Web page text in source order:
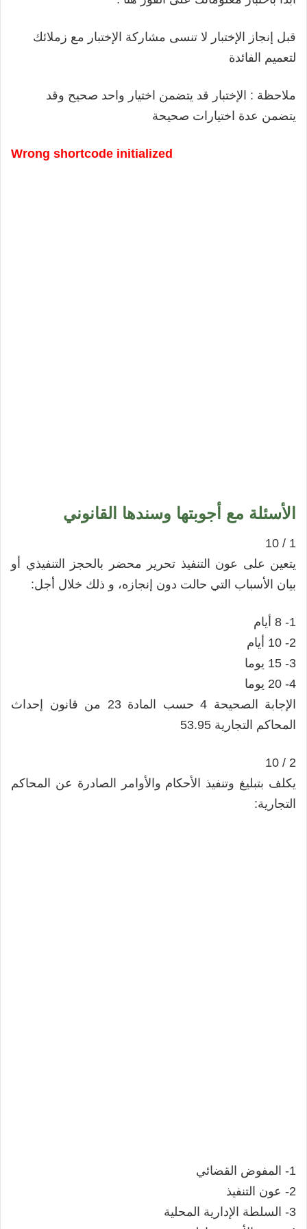
قبل إنجاز الإختبار لا تنسى مشاركة الإختبار مع زملائك
لتعميم الفائدة
ملاحظة : الإختبار قد يتضمن اختيار واحد صحيح وقد
يتضمن عدة اختيارات صحيحة
Wrong shortcode initialized
الأسئلة مع أجوبتها وسندها القانوني
1 / 10
يتعين على عون التنفيذ تحرير محضر بالحجز التنفيذي أو
بيان الأسباب التي حالت دون إنجازه، و ذلك خلال أجل:
1- 8 أيام
2- 10 أيام
3- 15 يوما
4- 20 يوما
الإجابة الصحيحة 4 حسب المادة 23 من قانون إحداث
المحاكم التجارية 53.95
2 / 10
يكلف بتبليغ وتنفيذ الأحكام والأوامر الصادرة عن المحاكم
التجارية:
1- المفوض القضائي
2- عون التنفيذ
3- السلطة الإدارية المحلية